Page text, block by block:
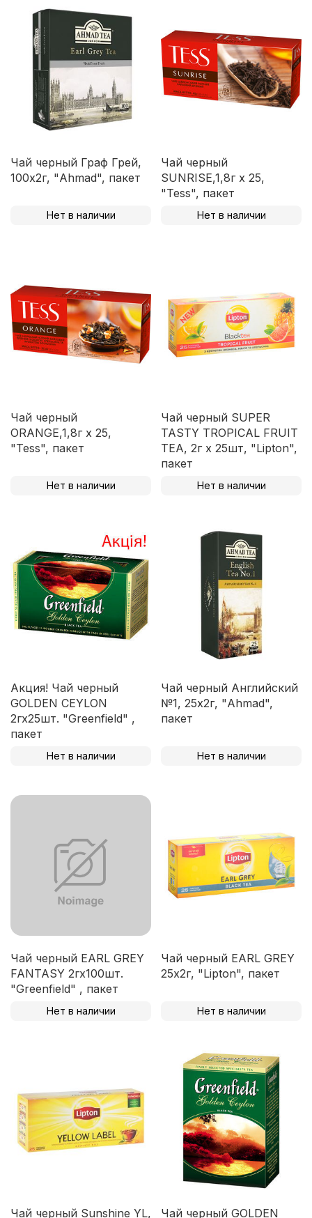
Чай черный Граф Грей,
100х2г, "Ahmad", пакет
Нет в наличии
Чай черный
SUNRISE,1,8г х 25,
"Tess", пакет
Нет в наличии
Чай черный
ORANGE,1,8г х 25,
"Tess", пакет
Нет в наличии
Чай черный SUPER
TASTY TROPICAL FRUIT
TEA, 2г х 25шт, "Lipton",
пакет
Нет в наличии
Акция! Чай черный
GOLDEN CEYLON
2гх25шт. "Greenfield" ,
пакет
Нет в наличии
Чай черный Английский
№1, 25х2г, "Ahmad",
пакет
Нет в наличии
Чай черный EARL GREY
FANTASY 2гх100шт.
"Greenfield" , пакет
Нет в наличии
Чай черный EARL GREY
25х2г, "Lipton", пакет
Нет в наличии
Чай черный Sunshine YL, Чай черный GOLDEN